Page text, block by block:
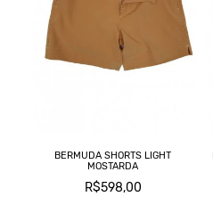
BERMUDA SHORTS LIGHT
MOSTARDA
R$598,00